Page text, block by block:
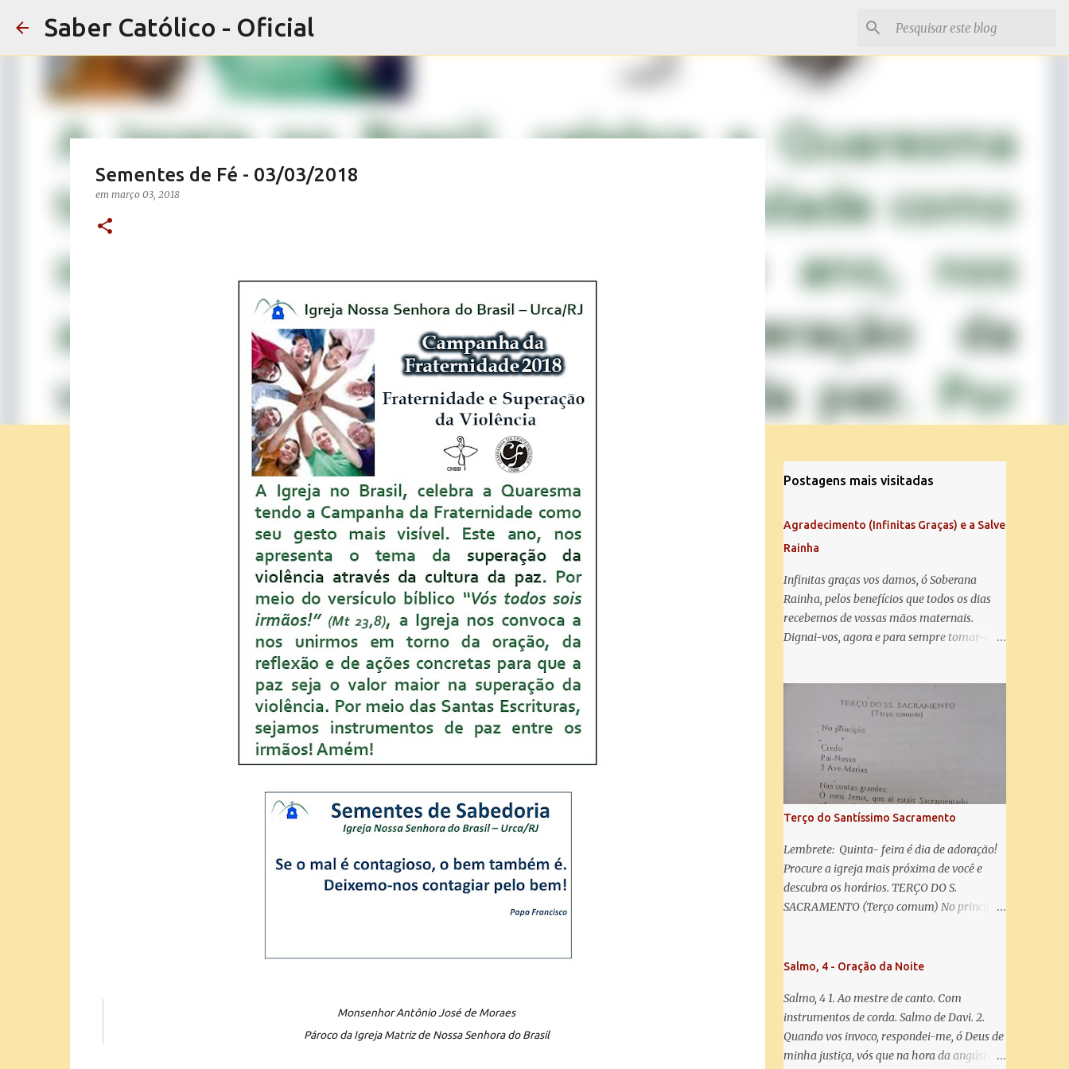
Saber Católico - Oficial
Sementes de Fé - 03/03/2018
em março 03, 2018
Monsenhor Antônio José de Moraes
Pároco da Igreja Matriz de Nossa Senhora do Brasil
Postagens mais visitadas
Agradecimento (Infinitas Graças) e a Salve
Rainha
Infinitas graças vos damos, ó Soberana
Rainha, pelos benefícios que todos os dias
recebemos de vossas mãos maternais.
Dignai-vos, agora e para sempre tomar-nos
Salve Rainha: Salve Rainha , Mãe de
misericórdia, vida, doçura, esperança nossa,
salve! A vós bradamos os degredados filhos
de Eva, a vós suspiramos, gemendo e
chorando neste vale de lágrimas. Eia, pois,
Advogada nossa, estes vossos olhos
misericordiosos a nós volvei, e depois deste
desterro, mostrai-nos Jesus. Bendito é o
fruto do vosso ventre, ó clemente, ó piedosa,
ó doce e sempre Virgem Maria. Rogai por
nós Santa Mãe de Deus. Para que sejamos
dignos das promessas de Cristo. Amém.
Terço do Santíssimo Sacramento
Lembrete: Quinta- feira é dia de adoração!
Procure a igreja mais próxima de você e
descubra os horários. TERÇO DO S.
SACRAMENTO (Terço comum) No principio:
Sacramentado, não permitais que eu viva
coração ao Vosso e o Vosso ao meu, e, nem
sem Vós morra eu! Nas contas pequenas:
Sacramento de Amor! Misericórdia Senhor!
Glória ao Pai: Cristo pão da vida e remédio
Salmo, 4 - Oração da Noite
Salmo, 4 1. Ao mestre de canto. Com
instrumentos de corda. Salmo de Davi. 2.
Quando vos invoco, respondei-me, ó Deus de
minha justiça, vós que na hora da angústia